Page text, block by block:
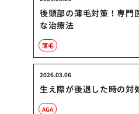
後頭部の薄毛対策！専門
な治療法
薄毛
生え際が後退した時の対
2026.03.06
AGA